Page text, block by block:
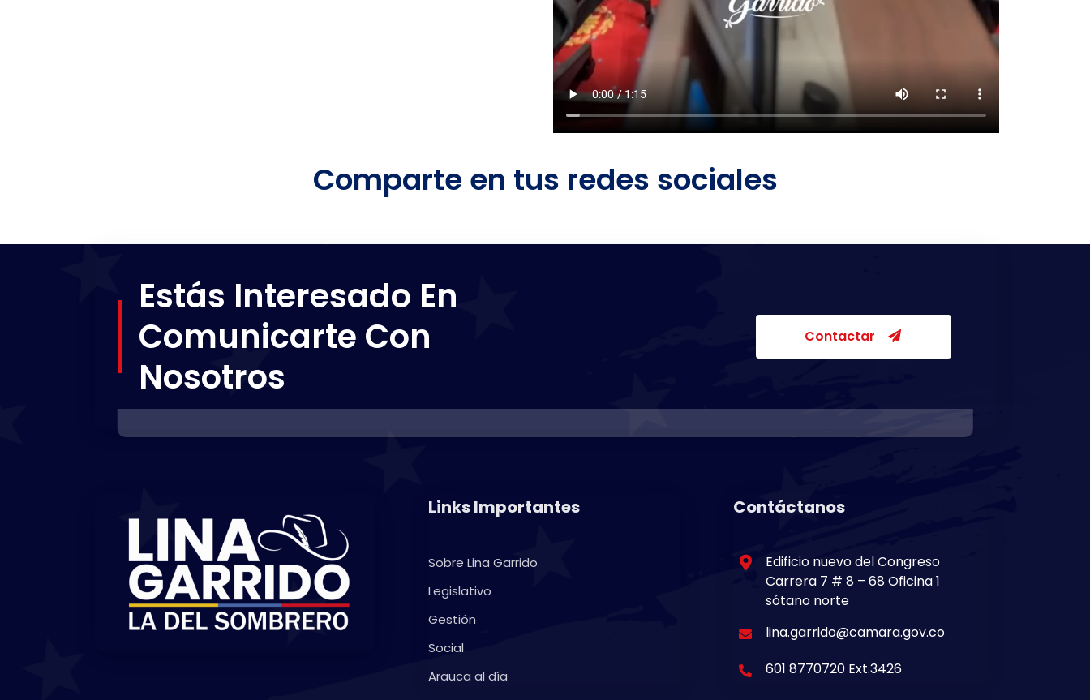
Comparte en tus redes sociales
Estás Interesado En
Comunicarte Con
Nosotros
Contactar
Links Importantes
Sobre Lina Garrido
Legislativo
Gestión
Social
Arauca al día
Contáctanos
Edificio nuevo del Congreso
Carrera 7 # 8 – 68 Oficina 1
sótano norte
lina.garrido@camara.gov.co
601 8770720 Ext.3426